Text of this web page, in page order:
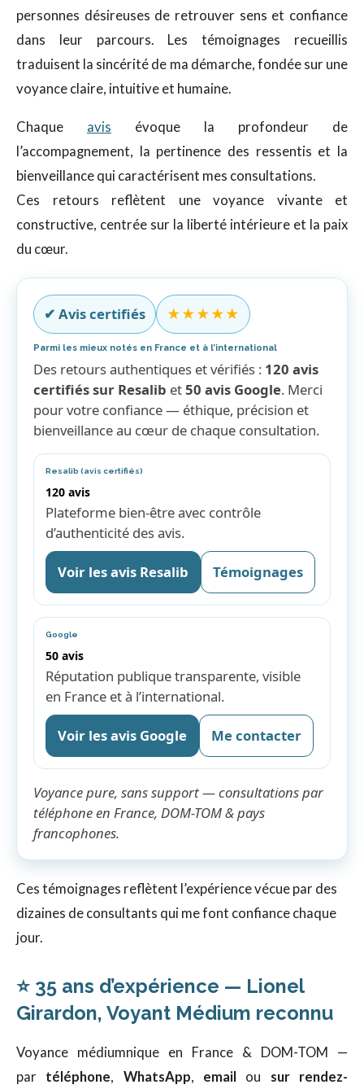
personnes désireuses de retrouver sens et confiance
dans leur parcours. Les témoignages recueillis
traduisent la sincérité de ma démarche, fondée sur une
voyance claire, intuitive et humaine.
Chaque avis évoque la profondeur de
l’accompagnement, la pertinence des ressentis et la
bienveillance qui caractérisent mes consultations.
Ces retours reflètent une voyance vivante et
constructive, centrée sur la liberté intérieure et la paix
du cœur.
✔︎ Avis certifiés ★★★★★
Parmi les mieux notés en France et à l’international
Des retours authentiques et vérifiés : 120 avis
certifiés sur Resalib et50 avis Google. Merci
pour votre confiance — éthique, précision et
bienveillance au cœur de chaque consultation.
Resalib (avis certifiés)
120 avis
Plateforme bien-être avec contrôle
d’authenticité des avis.
Voir les avis Resalib Témoignages
Google
50 avis
Réputation publique transparente, visible
en France et à l’international.
Voir les avis Google Me contacter
Voyance pure, sans support — consultations par
téléphone en France, DOM-TOM & pays
francophones.
Ces témoignages reflètent l’expérience vécue par des
dizaines de consultants qui me font confiance chaque
jour.
⭐ 35 ans d’expérience — Lionel
Girardon, Voyant Médium reconnu
Voyance médiumnique en France & DOM-TOM —
par
téléphone, WhatsApp, email ou
sur rendez-